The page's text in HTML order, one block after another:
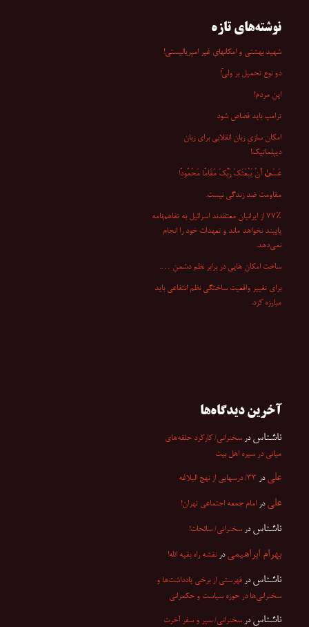
نوشته‌های تازه
شهید بهشتی و امکانهای غیر امپریالیستی!
دو نوع تحمیل بر ولیّ!
این مردم!
ترامپ باید قصاص شود
امکان سازیِ زبان انقلابی برای زبان
دیپلماتیک!
عَسَىٰ أَنْ یَبْعَثَکَ رَبُّکَ مَقَامًا مَحْمُودًا
مقاومت ضد زندگی نیست.
۷۷٪ از ایرانیان معتقدند اسرائیل به تفاهم‌نامه
پایبند نخواهد ماند و تعهدات خود را انجام
نمی‌دهد.
ساخت امکان هایی در برابر نظم دشمن ….
برای تغییر واقعیت ساختگی نظم انتفاعی باید
مبارزه کرد.
آخرین دیدگاه‌ها
ناشناس در سخنرانی/ کارکرد حلقه‌های
میانی در سیره اهل بیت
علی در ۳۳/ درسهایی از نهج البلاغه
علی در امام جمعه اجتماعی تهران!
ناشناس در سخنرانی/ سائحات!
بهرام ابراهیمی درنقشه راه بقیه الله!
ناشناس در فهرستی از برخی یادداشت‌ها و
سخنرانی‌ها در حوزه سیاست و حکمرانی
ناشناس در سخنرانی/ سیر و سفر آخرت